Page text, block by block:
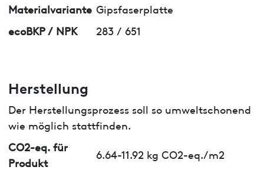
Materialvariante Gipsfaserplatte
ecoBKP / NPK
283 / 651
Herstellung
Der Herstellungsprozess soll so umweltschonend
wie möglich stattfinden.
CO2-eq. für
Produkt
6.64-11.92 kg CO2-eq./m2